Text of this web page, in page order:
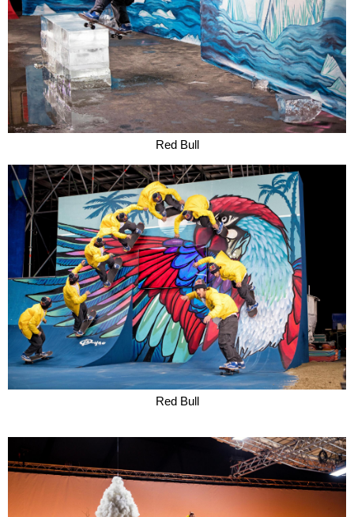
Red Bull
Red Bull